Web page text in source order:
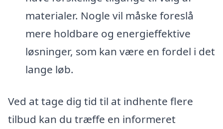
materialer. Nogle vil måske foreslå
mere holdbare og energieffektive
løsninger, som kan være en fordel i det
lange løb.
Ved at tage dig tid til at indhente flere
tilbud kan du træffe en informeret